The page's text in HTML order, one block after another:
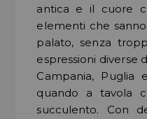
antica e il cuore
elementi che
palato, senza
espressioni diverse
Campania, Puglia
quando a tavola
succulento. Con